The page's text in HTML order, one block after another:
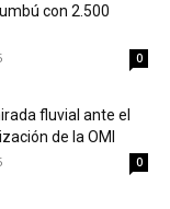
con 2.500
0
fluvial ante el
de la OMI
0